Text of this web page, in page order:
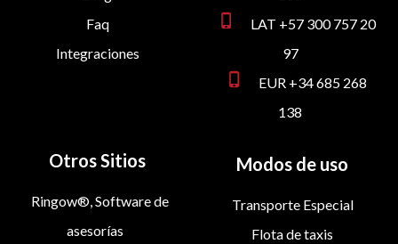
phone_iphone
LAT +57 300 757 20
97
phone_iphone
EUR +34 685 268
138
Faq
Integraciones
Modos de uso
Transporte Especial
Flota de taxis
Otros Sitios
Ringow®, Software de
asesorías